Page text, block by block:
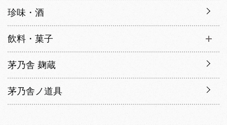
珍味・酒
飲料・菓子
茅乃舎 麹蔵
茅乃舎ノ道具